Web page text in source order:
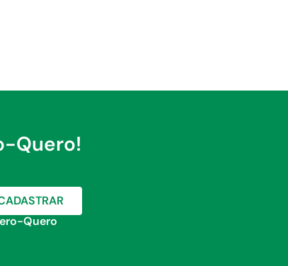
Quero!
Quero